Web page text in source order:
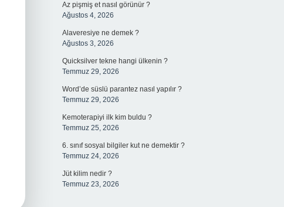
Az pişmiş et nasıl görünür ?
Ağustos 4, 2026
Alaveresiye ne demek ?
Ağustos 3, 2026
Quicksilver tekne hangi ülkenin ?
Temmuz 29, 2026
Word’de süslü parantez nasıl yapılır ?
Temmuz 29, 2026
Kemoterapiyi ilk kim buldu ?
Temmuz 25, 2026
6. sınıf sosyal bilgiler kut ne demektir ?
Temmuz 24, 2026
Jüt kilim nedir ?
Temmuz 23, 2026